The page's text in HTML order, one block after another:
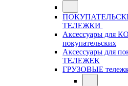
ТЕЛЕЖКИ
Аксессуары для
покупательских
Аксессуары для
ТЕЛЕЖЕК
ГРУЗОВЫЕ